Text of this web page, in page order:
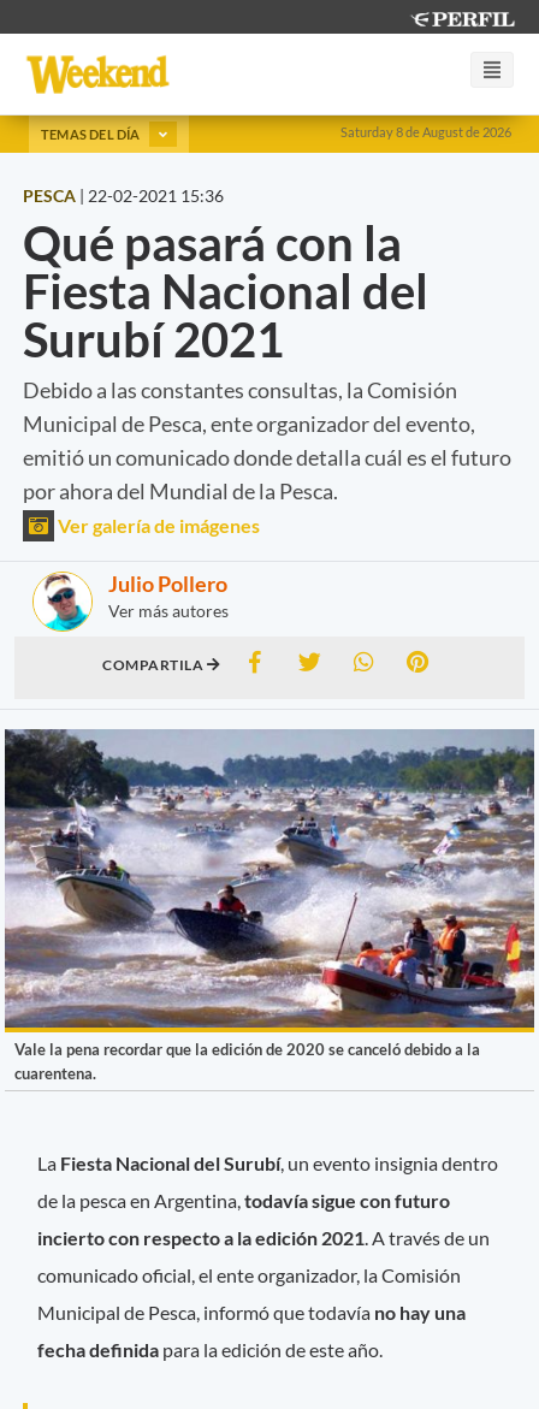
Saturday 8 de August de 2026
TEMAS DEL DÍA
PESCA | 22-02-2021 15:36
Qué pasará con la
Fiesta Nacional del
Surubí 2021
Debido a las constantes consultas, la Comisión
Municipal de Pesca, ente organizador del evento,
emitió un comunicado donde detalla cuál es el futuro
por ahora del Mundial de la Pesca.
Ver galería de imágenes
Julio Pollero
Ver más autores
COMPARTILA
Vale la pena recordar que la edición de 2020 se canceló debido a la
cuarentena.
La Fiesta Nacional del Surubí, un evento insignia dentro
de la pesca en Argentina,todavía sigue con futuro
incierto con respecto a la edición 2021 . A través de un
comunicado oficial, el ente organizador, la Comisión
Municipal de Pesca, informó que todavía no hay una
fecha definida para la edición de este año.